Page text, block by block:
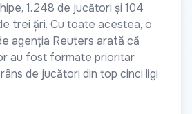
1.248 de jucători și 104
trei țări. Cu toate acestea, o
agenția Reuters arată că
au fost formate prioritar
de jucători din top cinci ligi